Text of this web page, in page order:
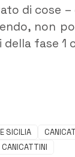
di cose
non
fase 1
SICILIA